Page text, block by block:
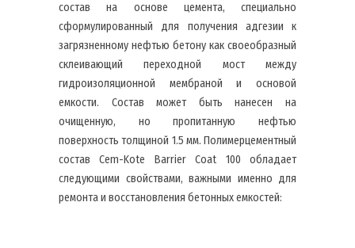
состав на основе цемента, специально
сформулированный для получения адгезии к
загрязненному нефтью бетону как своеобразный
склеивающий переходной мост между
гидроизоляционной мембраной и основой
емкости. Состав может быть нанесен на
очищенную, но пропитанную нефтью
поверхность толщиной 1.5 мм. Полимерцементный
состав Cem-Kote Barrier Coat 100 обладает
следующими свойствами, важными именно для
ремонта и восстановления бетонных емкостей: